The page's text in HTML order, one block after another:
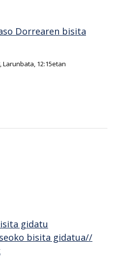
Dorrearen bisita
Larunbata, 12:15etan
gidatu
bisita gidatua//